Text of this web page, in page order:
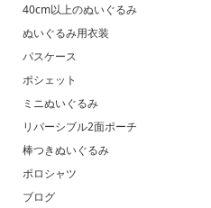
40cm以上のぬいぐるみ
ぬいぐるみ用衣装
パスケース
ポシェット
ミニぬいぐるみ
リバーシブル2面ポーチ
棒つきぬいぐるみ
ポロシャツ
ブログ